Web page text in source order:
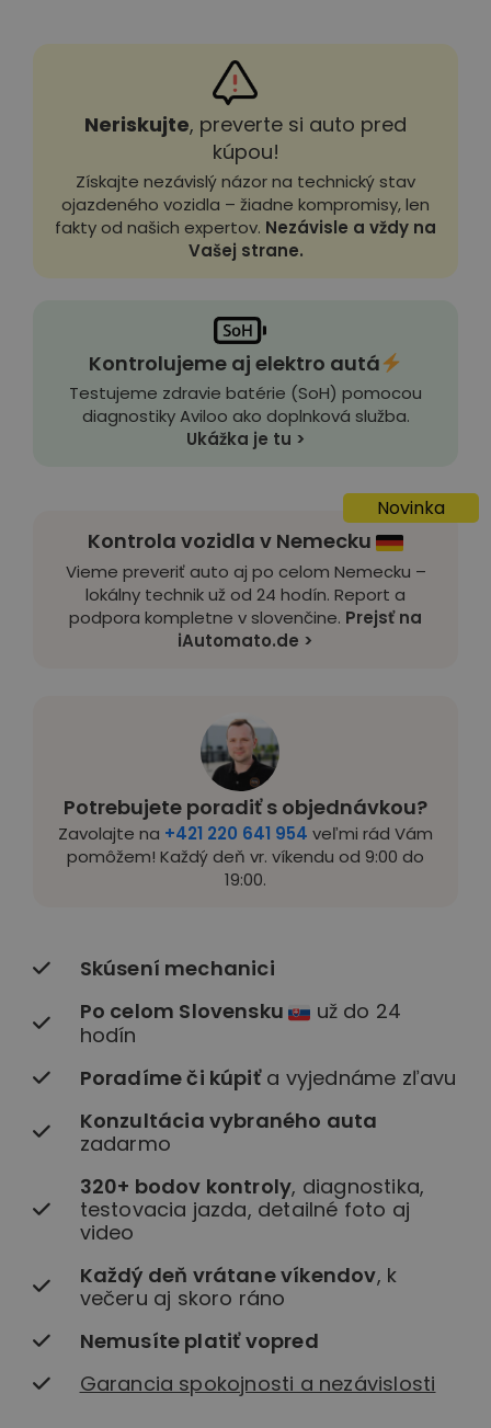
Potrebujete poradiť s objednávkou?
Zavolajte na +421 220 641 954 veľmi rád Vám
pomôžem! Každý deň vr. víkendu od 9:00 do
19:00.
Skúsení mechanici
Po celom Slovensku
už do 24
hodín
Poradíme či kúpiťa vyjednáme zľavu
Konzultácia vybraného auta
zadarmo
320+ bodov kontroly, diagnostika,
testovacia jazda, detailné foto aj
video
Každý deň vrátane víkendov, k
večeru aj skoro ráno
Nemusíte platiť vopred
Garancia spokojnosti a nezávislosti
Neriskujte, preverte si auto pred
kúpou!
Získajte nezávislý názor na technický stav
ojazdeného vozidla – žiadne kompromisy, len
fakty od našich expertov. Nezávisle a vždy na
Vašej strane.
Kontrolujeme aj elektro autá
Testujeme zdravie batérie (SoH) pomocou
diagnostiky Aviloo ako doplnková služba.
Ukážka je tu >
Novinka
Kontrola vozidla v Nemecku
Vieme preveriť auto aj po celom Nemecku –
lokálny technik už od 24 hodín. Report a
podpora kompletne v slovenčine. Prejsť na
iAutomato.de >